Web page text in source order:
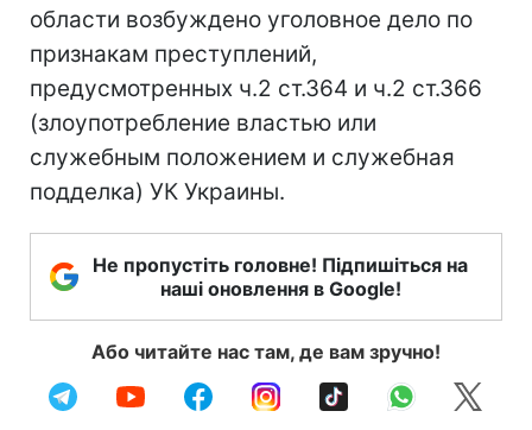
области возбуждено уголовное дело по
признакам преступлений,
предусмотренных ч.2 ст.364 и ч.2 ст.366
(злоупотребление властью или
служебным положением и служебная
подделка) УК Украины.
Не пропустіть головне! Підпишіться на
наші оновлення в Google!
Або читайте нас там, де вам зручно!